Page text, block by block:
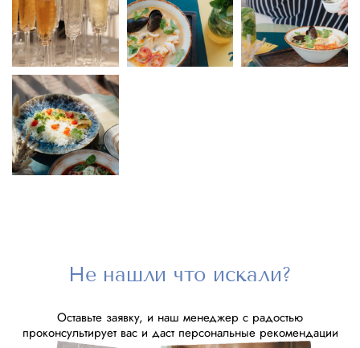
Не нашли что искали?
Оставьте заявку, и наш менеджер с радостью
проконсультирует вас и даст персональные рекомендации